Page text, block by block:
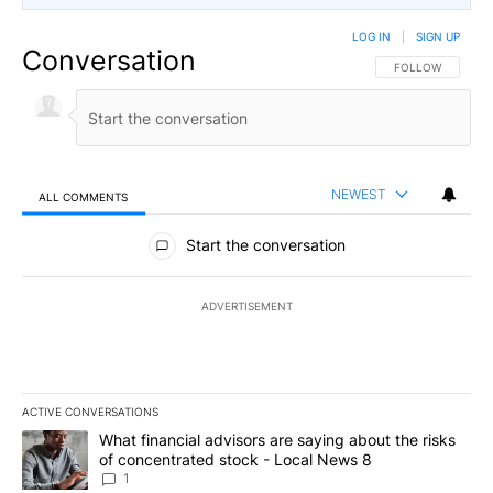
Conversation FOLLOW THIS
FOLLOW
LOG IN SIGN UP
ALL COMMENTS NEWEST
All Comments
Start the conversation
ADVERTISEMENT
ACTIVE CONVERSATIONS
The following is a list of the most commented articles in the last
A trending article titled "What financial advisors are saying
What financial advisors are saying about the risks
of concentrated stock - Local News 8
1